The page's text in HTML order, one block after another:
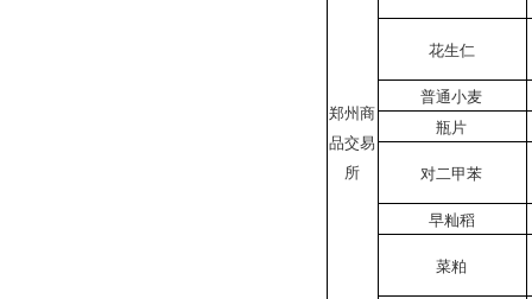
郑州商
品交易
所
花生仁
普通小麦
瓶片
对二甲苯
早籼稻
菜粕